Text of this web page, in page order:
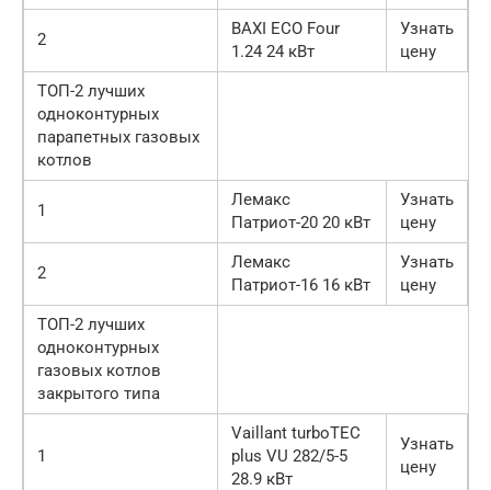
2
BAXI ECO Four
1.24 24 кВт
Узнать
цену
ТОП-2 лучших
одноконтурных
парапетных газовых
котлов
1
Лемакс
Патриот-20 20 кВт
Узнать
цену
2
Лемакс
Патриот-16 16 кВт
Узнать
цену
ТОП-2 лучших
одноконтурных
газовых котлов
закрытого типа
1
Vaillant turboTEC
plus VU 282/5-5
28.9 кВт
Узнать
цену